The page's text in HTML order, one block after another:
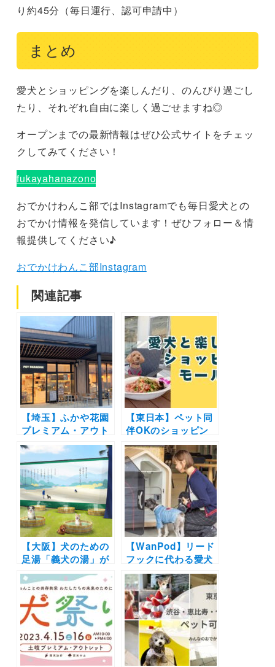
り約45分（毎日運行、認可申請中）
まとめ
愛犬とショッピングを楽しんだり、のんびり過ごし
たり、それぞれ自由に楽しく過ごせますね◎
オープンまでの最新情報はぜひ公式サイトをチェッ
クしてみてください！
fukayahanazono
おでかけわんこ部ではInstagramでも毎日愛犬との
おでかけ情報を発信しています！ぜひフォロー＆情
報提供してください♪
おでかけわんこ部Instagram
関連記事
【埼玉】ふかや花園
プレミアム・アウト
レットに『PET
PARADISE×上島珈
琲店』がグランドオ
ープン｜愛犬と店内
飲食＆お買い物も一
緒に楽しめる！
【東日本】ペット同
伴OKのショッピン
グモール12選！ドッ
グラン併設や愛犬と
食事を楽しめる施設
も♪（おでかけレポ
ートあり）
【大阪】犬のための
足湯「義犬の湯」が
「りんくうプレミア
ム・アウトレット」
内に期間限定オープ
ン！10/21〜22
【WanPod】リード
フックに代わる愛犬
専用待機室が誕生！
2024年3月20日より
5日間限定の実証実
験が「御殿場プレミ
アム・アウトレッ
ト」にて開催決定！